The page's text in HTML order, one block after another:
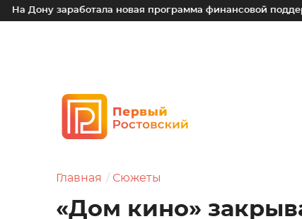
новая программа финансовой поддержки для
Главная Сюжеты
«Дом кино»